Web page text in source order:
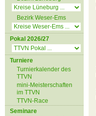
Bezirk Weser-Ems
Pokal 2026/27
Turniere
Turnierkalender des
TTVN
mini-Meisterschaften
im TTVN
TTVN-Race
Seminare